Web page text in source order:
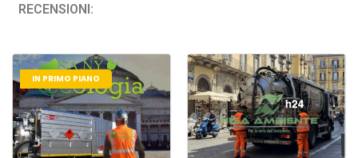
RECENSIONI:
IN PRIMO PIANO